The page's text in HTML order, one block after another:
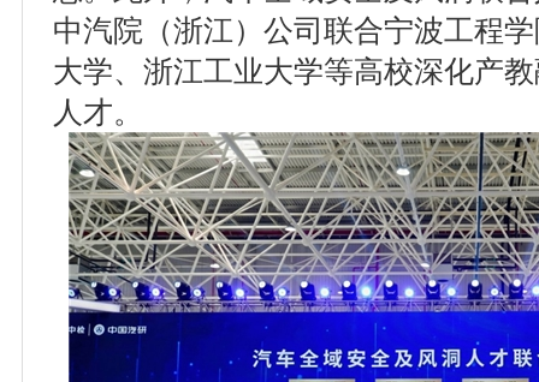
中汽院（浙江）公司联合宁波工程
大学、浙江工业大学等高校深化产
人才。